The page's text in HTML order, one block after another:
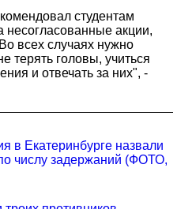
студентам
несогласованные акции,
всех случаях нужно
терять головы, учиться
и отвечать за них", -
в Екатеринбурге назвали
числу задержаний (ФОТО,